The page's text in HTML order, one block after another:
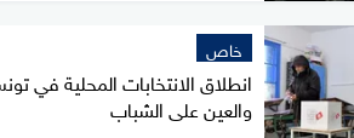
خاص
انطلاق الانتخابات المحلية في
والعين على الشباب